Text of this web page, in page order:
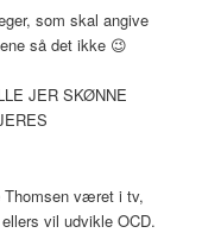
som skal angive
så det ikke 😉
JER SKØNNE
Thomsen været i tv,
vil udvikle OCD.